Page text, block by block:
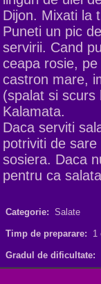
Dijon. Mixati la
Puneti un pic
servirii. Cand
ceapa rosie,
castron mare,
(spalat si scurs
Kalamata.
Daca serviti
potriviti de
sosiera. Daca
pentru ca
Categorie: Salate
Timp de preparare: 1
Gradul de dificultate: